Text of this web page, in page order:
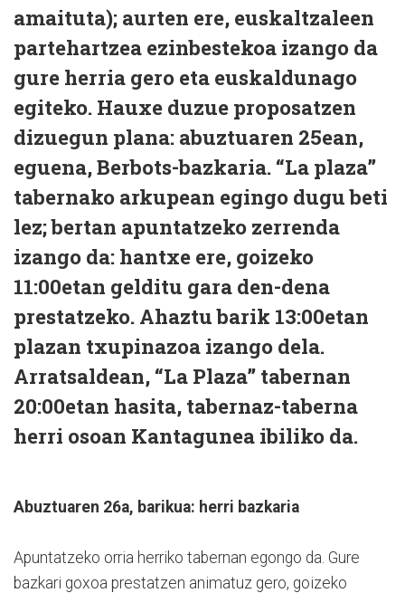
amaituta); aurten ere, euskaltzaleen
partehartzea ezinbestekoa izango da
gure herria gero eta euskaldunago
egiteko. Hauxe duzue proposatzen
dizuegun plana: abuztuaren 25ean,
eguena, Berbots-bazkaria. “La plaza”
tabernako arkupean egingo dugu beti
lez; bertan apuntatzeko zerrenda
izango da: hantxe ere, goizeko
11:00etan gelditu gara den-dena
prestatzeko. Ahaztu barik 13:00etan
plazan txupinazoa izango dela.
Arratsaldean, “La Plaza” tabernan
20:00etan hasita, tabernaz-taberna
herri osoan Kantagunea ibiliko da.
Abuztuaren 26a, barikua: herri bazkaria
Apuntatzeko orria herriko tabernan egongo da. Gure
bazkari goxoa prestatzen animatuz gero, goizeko